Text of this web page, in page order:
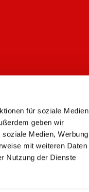
für soziale Medien
geben wir
Medien, Werbung
mit weiteren Daten
Nutzung der Dienste
Login